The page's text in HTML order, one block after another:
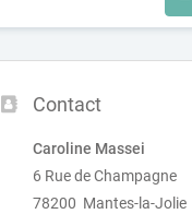
Contact
Caroline Massei
6 Rue de Champagne
78200 Mantes-la-Jolie